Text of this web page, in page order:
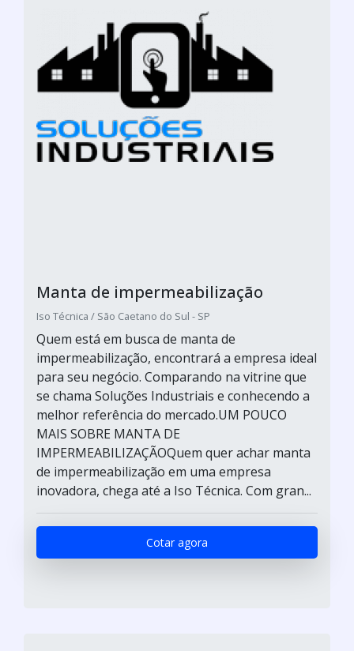
Manta de impermeabilização
Iso Técnica / São Caetano do Sul - SP
Quem está em busca de manta de
impermeabilização, encontrará a empresa ideal
para seu negócio. Comparando na vitrine que
se chama Soluções Industriais e conhecendo a
melhor referência do mercado.UM POUCO
MAIS SOBRE MANTA DE
IMPERMEABILIZAÇÃOQuem quer achar manta
de impermeabilização em uma empresa
inovadora, chega até a Iso Técnica. Com gran...
Cotar agora